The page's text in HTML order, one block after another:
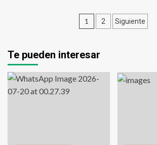
Paginación
entradas
1 2 Siguiente
Te pueden interesar